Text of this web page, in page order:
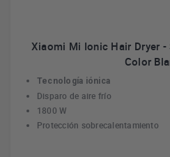
Xiaomi Mi Ionic Hair Dryer
Color
Tecnología iónica
Disparo de aire frío
1800 W
Protección sobrecalentamiento